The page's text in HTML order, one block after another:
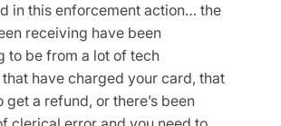
in this enforcement action… the
receiving have been
to be from a lot of tech
have charged your card, that
get a refund, or there’s been